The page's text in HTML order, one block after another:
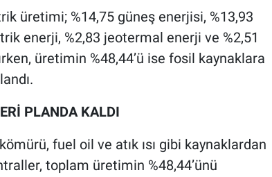
üretimi; %14,75 güneş enerjisi, %13,93
enerji, %2,83 jeotermal enerji ve %2,51
üretimin %48,44’ü ise fosil kaynaklara
PLANDA KALDI
fuel oil ve atık ısı gibi kaynaklardan
toplam üretimin %48,44’ünü